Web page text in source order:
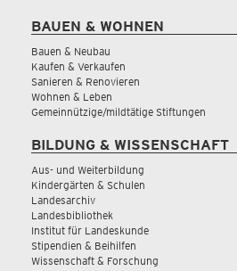
BAUEN & WOHNEN
Bauen & Neubau
Kaufen & Verkaufen
Sanieren & Renovieren
Wohnen & Leben
Gemeinnützige/mildtätige Stiftungen
BILDUNG & WISSENSCHAFT
Aus- und Weiterbildung
Kindergärten & Schulen
Landesarchiv
Landesbibliothek
Institut für Landeskunde
Stipendien & Beihilfen
Wissenschaft & Forschung